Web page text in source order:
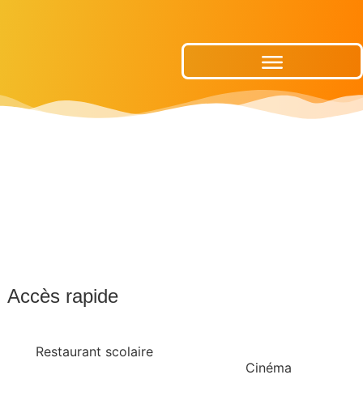
Accès rapide
Restaurant scolaire
Cinéma